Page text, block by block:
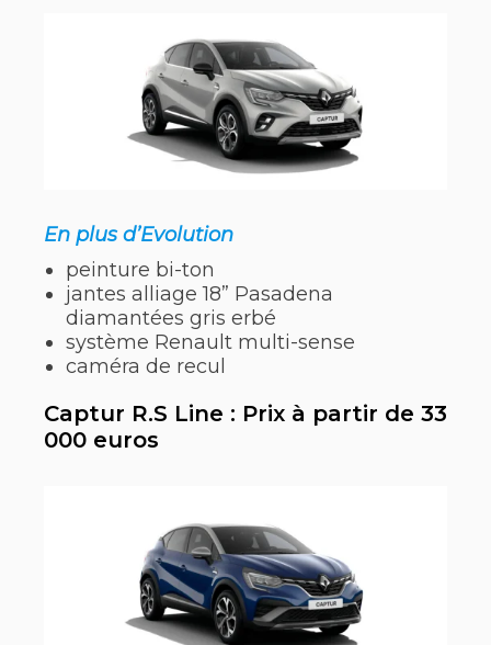
En plus d’Evolution
peinture bi-ton
jantes alliage 18” Pasadena
diamantées gris erbé
système Renault multi-sense
caméra de recul
Captur R.S Line : Prix à partir de 33
000 euros